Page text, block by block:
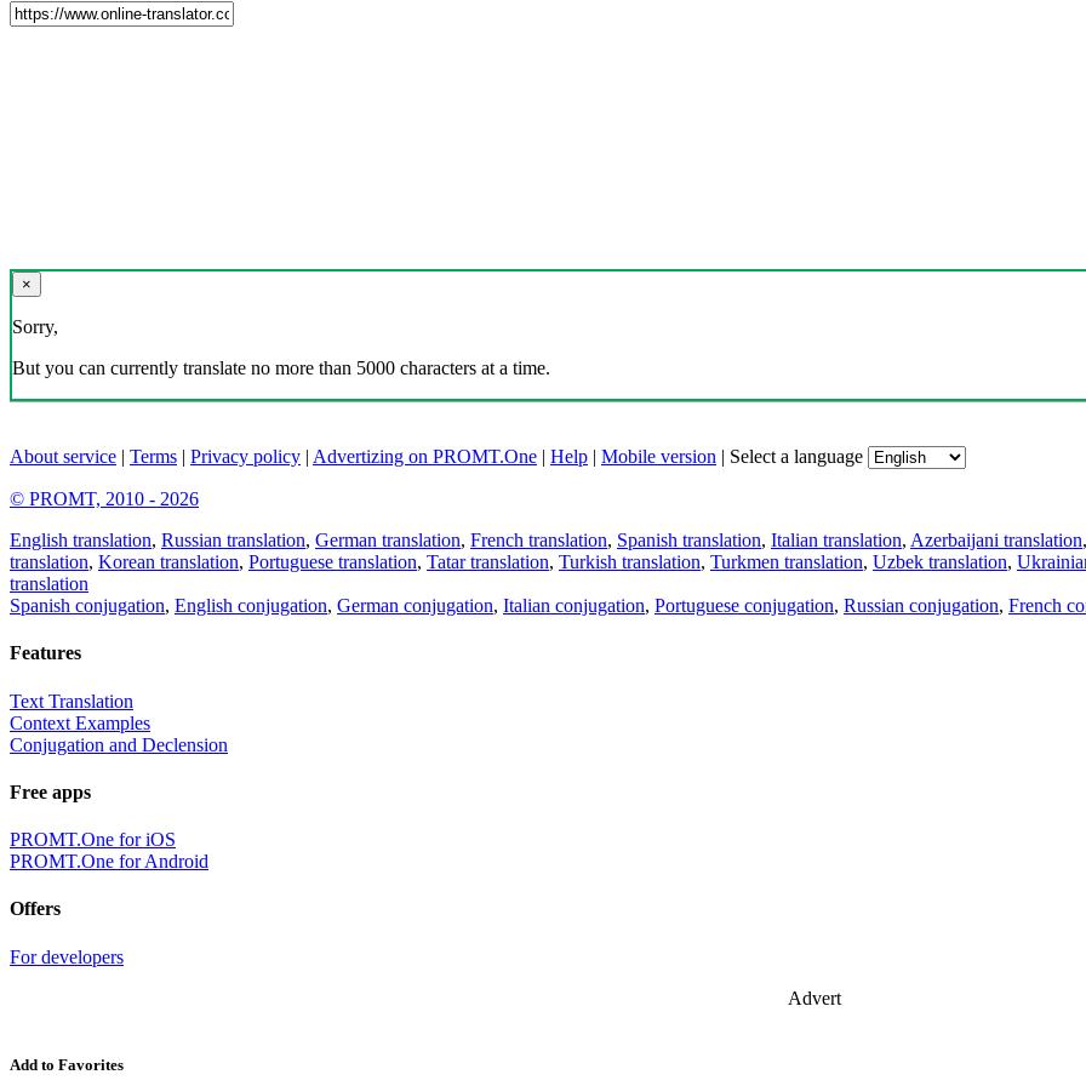
×
Sorry,
But you can currently translate no more than 5000 characters at a time.
About service | Terms | Privacy policy | Advertizing on PROMT.One | Help | Mobile version | Select a language
© PROMT, 2010 - 2026
English translation, Russian translation, German translation, French translation, Spanish translation, Italian translation, Azerbaijani translation,
translation, Korean translation, Portuguese translation, Tatar translation, Turkish translation, Turkmen translation, Uzbek translation,
translation
Spanish conjugation, English conjugation, German conjugation, Italian conjugation, Portuguese conjugation, Russian conjugation, French
Features
Text Translation
Context Examples
Conjugation and Declension
Free apps
PROMT.One for iOS
PROMT.One for Android
Offers
For developers
Advert
Add to Favorites